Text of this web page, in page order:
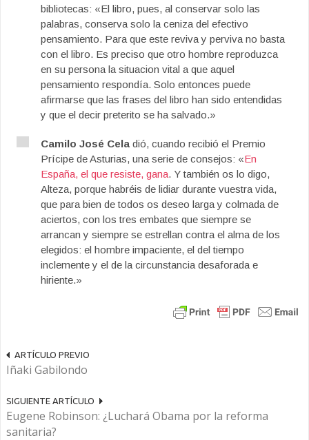
bibliotecas: «El libro, pues, al conservar solo las
palabras, conserva solo la ceniza del efectivo
pensamiento. Para que este reviva y perviva no basta
con el libro. Es preciso que otro hombre reproduzca
en su persona la situacion vital a que aquel
pensamiento respondía. Solo entonces puede
afirmarse que las frases del libro han sido entendidas
y que el decir preterito se ha salvado.»
Camilo José Cela dió, cuando recibió el Premio
Prícipe de Asturias, una serie de consejos: «En
España, el que resiste, gana. Y también os lo digo,
Alteza, porque habréis de lidiar durante vuestra vida,
que para bien de todos os deseo larga y colmada de
aciertos, con los tres embates que siempre se
arrancan y siempre se estrellan contra el alma de los
elegidos: el hombre impaciente, el del tiempo
inclemente y el de la circunstancia desaforada e
hiriente.»
ARTÍCULO PREVIO
Iñaki Gabilondo
SIGUIENTE ARTÍCULO
Eugene Robinson: ¿Luchará Obama por la reforma
sanitaria?